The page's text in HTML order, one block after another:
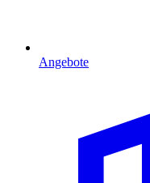
Angebote